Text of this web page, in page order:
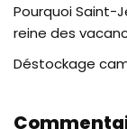
Pourquoi Saint-
reine des
Déstockage